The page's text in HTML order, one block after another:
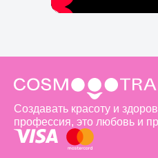
Создавать красоту и
профессия, это любовь и